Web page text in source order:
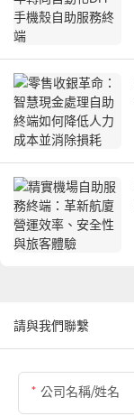
請與我們聯繫
公司名稱/姓名